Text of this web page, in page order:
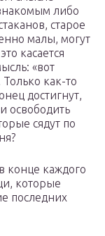
либо
старое
малы, могут
касается
«вот
Только как-то
достигнут,
освободить
сядут по
конце каждого
которые
последних